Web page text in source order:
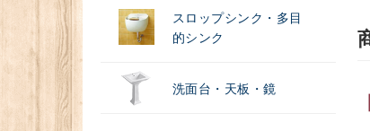
スロップシンク・多目
的シンク
洗面台・天板・鏡